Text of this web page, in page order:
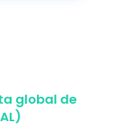
global de